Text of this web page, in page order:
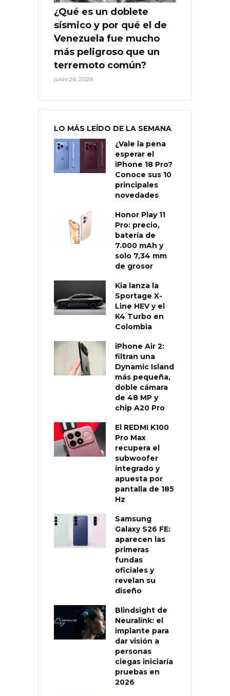
¿Qué es un doblete
sísmico y por qué el de
Venezuela fue mucho
más peligroso que un
terremoto común?
junio 26, 2026
LO MÁS LEÍDO DE LA SEMANA
¿Vale la pena
esperar el
iPhone 18 Pro?
Conoce sus 10
principales
novedades
Honor Play 11
Pro: precio,
batería de
7.000 mAh y
solo 7,34 mm
de grosor
Kia lanza la
Sportage X-
Line HEV y el
K4 Turbo en
Colombia
iPhone Air 2:
filtran una
Dynamic Island
más pequeña,
doble cámara
de 48 MP y
chip A20 Pro
El REDMI K100
Pro Max
recupera el
subwoofer
integrado y
apuesta por
pantalla de 185
Hz
Samsung
Galaxy S26 FE:
aparecen las
primeras
fundas
oficiales y
revelan su
diseño
Blindsight de
Neuralink: el
implante para
dar visión a
personas
ciegas iniciaría
pruebas en
2026